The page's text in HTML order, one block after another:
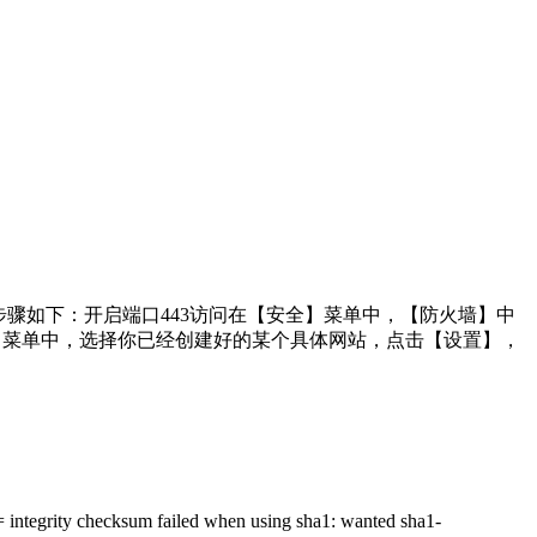
如下：开启端口443访问在【安全】菜单中，【防火墙】中
单中，选择你已经创建好的某个具体网站，点击【设置】，
checksum failed when using sha1: wanted sha1-